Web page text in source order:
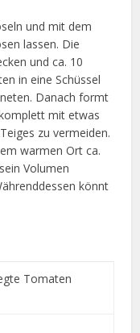
und mit dem
lassen. Die
und ca. 10
in eine Schüssel
Danach formt
mit etwas
zu vermeiden.
warmen Ort ca.
Volumen
könnt
Tomaten